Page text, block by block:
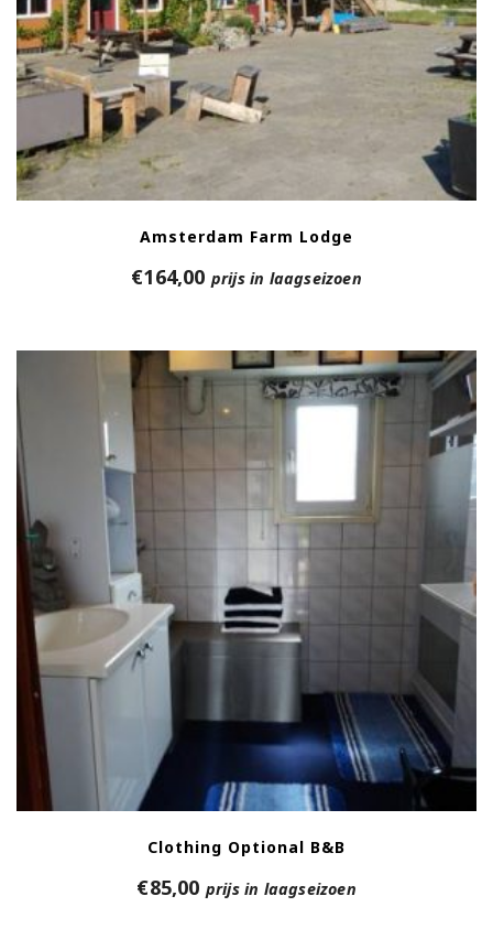
Amsterdam Farm Lodge
€164,00 prijs in laagseizoen
Clothing Optional B&B
€85,00 prijs in laagseizoen